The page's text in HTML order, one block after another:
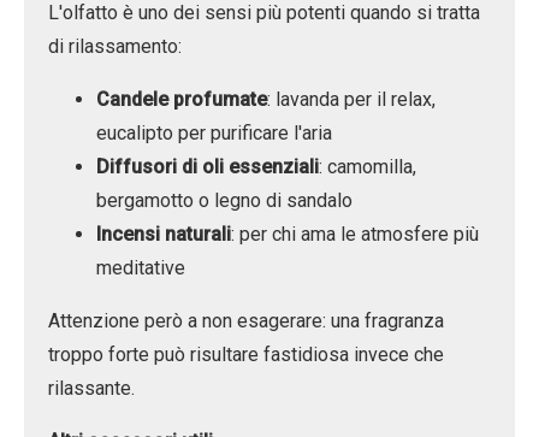
L'olfatto è uno dei sensi più potenti quando si tratta
di rilassamento:
Candele profumate: lavanda per il relax,
eucalipto per purificare l'aria
Diffusori di oli essenziali: camomilla,
bergamotto o legno di sandalo
Incensi naturali: per chi ama le atmosfere più
meditative
Attenzione però a non esagerare: una fragranza
troppo forte può risultare fastidiosa invece che
rilassante.